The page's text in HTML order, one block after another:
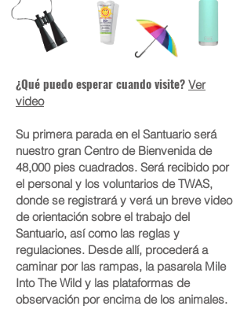
¿Qué puedo esperar cuando visite? Ver
video
Su primera parada en el Santuario será
nuestro gran Centro de Bienvenida de
48,000 pies cuadrados. Será recibido por
el personal y los voluntarios de TWAS,
donde se registrará y verá un breve video
de orientación sobre el trabajo del
Santuario, así como las reglas y
regulaciones. Desde allí, procederá a
caminar por las rampas, la pasarela Mile
Into The Wild y las plataformas de
observación por encima de los animales.